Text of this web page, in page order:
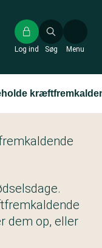
Søg
Log ind Menu
dem op, eller